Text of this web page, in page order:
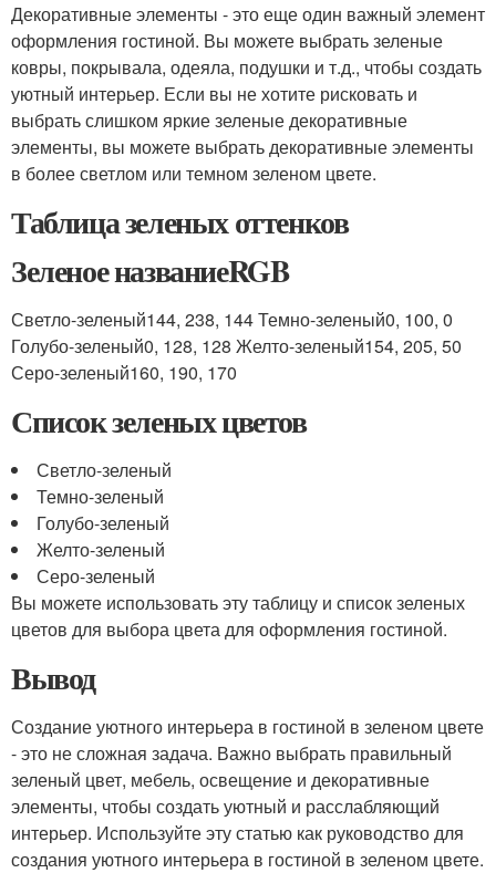
Декоративные элементы - это еще один важный элемент
оформления гостиной. Вы можете выбрать зеленые
ковры, покрывала, одеяла, подушки и т.д., чтобы создать
уютный интерьер. Если вы не хотите рисковать и
выбрать слишком яркие зеленые декоративные
элементы, вы можете выбрать декоративные элементы
в более светлом или темном зеленом цвете.
Таблица зеленых оттенков
Зеленое названиеRGB
Светло-зеленый144, 238, 144 Темно-зеленый0, 100, 0
Голубо-зеленый0, 128, 128 Желто-зеленый154, 205, 50
Серо-зеленый160, 190, 170
Список зеленых цветов
Светло-зеленый
Темно-зеленый
Голубо-зеленый
Желто-зеленый
Серо-зеленый
Вы можете использовать эту таблицу и список зеленых
цветов для выбора цвета для оформления гостиной.
Вывод
Создание уютного интерьера в гостиной в зеленом цвете
- это не сложная задача. Важно выбрать правильный
зеленый цвет, мебель, освещение и декоративные
элементы, чтобы создать уютный и расслабляющий
интерьер. Используйте эту статью как руководство для
создания уютного интерьера в гостиной в зеленом цвете.